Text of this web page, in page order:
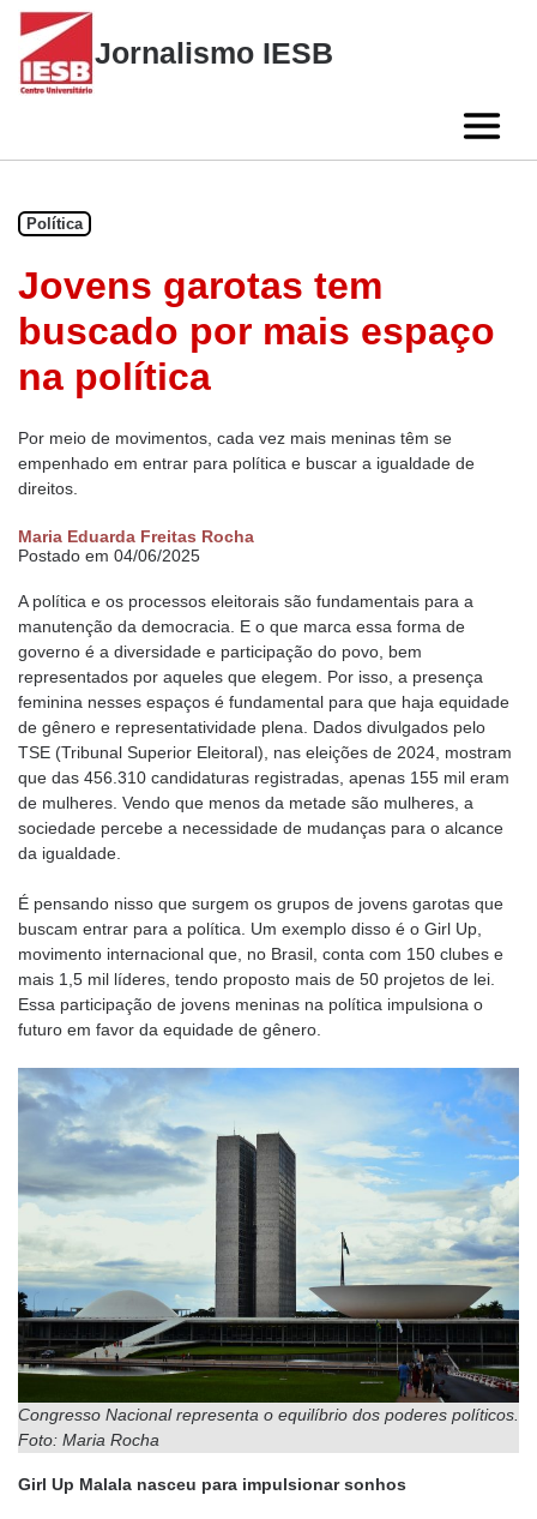
Skip
content
Jornalismo IESB
Política
Jovens garotas tem
buscado por mais espaço
na política
Por meio de movimentos, cada vez mais meninas têm se
empenhado em entrar para política e buscar a igualdade de
direitos.
Maria Eduarda Freitas Rocha
Postado em 04/06/2025
A política e os processos eleitorais são fundamentais para a
manutenção da democracia. E o que marca essa forma de
governo é a diversidade e participação do povo, bem
representados por aqueles que elegem. Por isso, a presença
feminina nesses espaços é fundamental para que haja equidade
de gênero e representatividade plena. Dados divulgados pelo
TSE (Tribunal Superior Eleitoral), nas eleições de 2024, mostram
que das 456.310 candidaturas registradas, apenas 155 mil eram
de mulheres. Vendo que menos da metade são mulheres, a
sociedade percebe a necessidade de mudanças para o alcance
da igualdade.
É pensando nisso que surgem os grupos de jovens garotas que
buscam entrar para a política. Um exemplo disso é o Girl Up,
movimento internacional que, no Brasil, conta com 150 clubes e
mais 1,5 mil líderes, tendo proposto mais de 50 projetos de lei.
Essa participação de jovens meninas na política impulsiona o
futuro em favor da equidade de gênero.
Congresso Nacional representa o equilíbrio dos poderes políticos.
Foto: Maria Rocha
Girl Up Malala nasceu para impulsionar sonhos